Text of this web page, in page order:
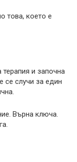
това, което е
и започна
се случи за един
Върна ключа.